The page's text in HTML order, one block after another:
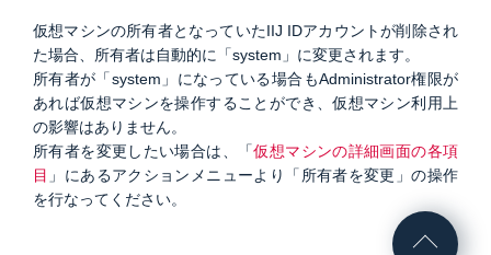
仮想マシンの所有者となっていたIIJ IDアカウントが削除され
た場合、所有者は自動的に「system」に変更されます。
所有者が「system」になっている場合もAdministrator権限が
あれば仮想マシンを操作することができ、仮想マシン利用上
の影響はありません。
所有者を変更したい場合は、「仮想マシンの詳細画面の各項
目 」にあるアクションメニューより「所有者を変更」の操作
を行なってください。